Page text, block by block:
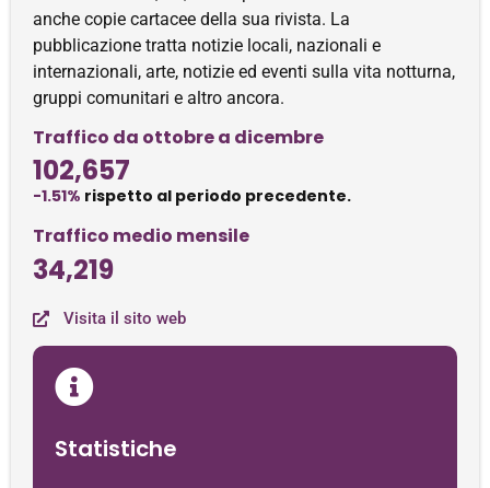
anche copie cartacee della sua rivista. La
pubblicazione tratta notizie locali, nazionali e
internazionali, arte, notizie ed eventi sulla vita notturna,
gruppi comunitari e altro ancora.
Traffico da ottobre a dicembre
102,657
-1.51% rispetto al periodo precedente.
Traffico medio mensile
34,219
Visita il sito web
Statistiche